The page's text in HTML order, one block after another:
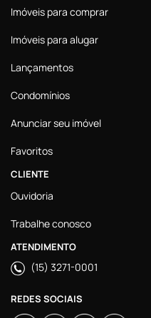
Imóveis para comprar
Imóveis para alugar
Lançamentos
Condomínios
Anunciar seu imóvel
Favoritos
CLIENTE
Ouvidoria
Trabalhe conosco
ATENDIMENTO
(15) 3271-0001
REDES SOCIAIS